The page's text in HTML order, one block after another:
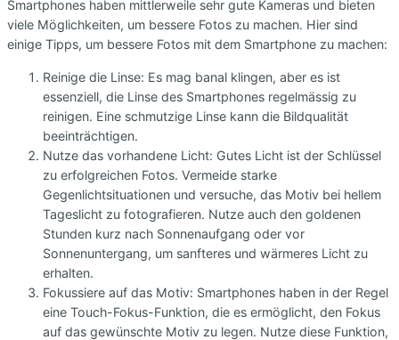
Smartphones haben mittlerweile sehr gute Kameras und bieten
viele Möglichkeiten, um bessere Fotos zu machen. Hier sind
einige Tipps, um bessere Fotos mit dem Smartphone zu machen:
Reinige die Linse: Es mag banal klingen, aber es ist
essenziell, die Linse des Smartphones regelmässig zu
reinigen. Eine schmutzige Linse kann die Bildqualität
beeinträchtigen.
Nutze das vorhandene Licht: Gutes Licht ist der Schlüssel
zu erfolgreichen Fotos. Vermeide starke
Gegenlichtsituationen und versuche, das Motiv bei hellem
Tageslicht zu fotografieren. Nutze auch den goldenen
Stunden kurz nach Sonnenaufgang oder vor
Sonnenuntergang, um sanfteres und wärmeres Licht zu
erhalten.
Fokussiere auf das Motiv: Smartphones haben in der Regel
eine Touch-Fokus-Funktion, die es ermöglicht, den Fokus
auf das gewünschte Motiv zu legen. Nutze diese Funktion,